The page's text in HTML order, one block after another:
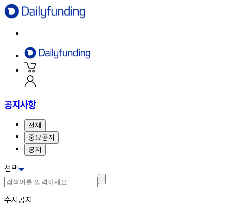
공지사항
전체
중요공지
공지
선택
수시공지